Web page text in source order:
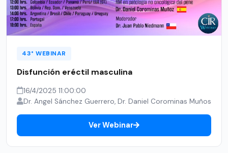
43° WEBINAR
Disfunción eréctil masculina
16/4/2025 11:00:00
Dr. Angel Sánchez Guerrero, Dr. Daniel Corominas Muños
Ver Webinar